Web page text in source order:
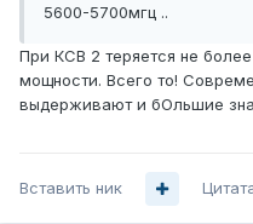
5600-5700мгц ..
При КСВ 2 теряется не
мощности. Всего то!
выдерживают и бОльшие
Вставить ник